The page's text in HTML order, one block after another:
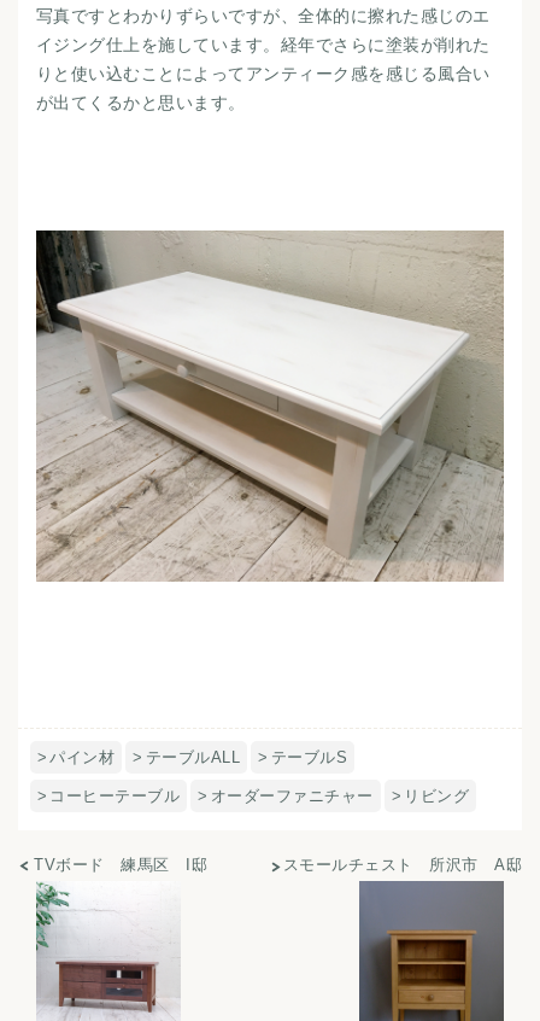
写真ですとわかりずらいですが、全体的に擦れた感じのエ
イジング仕上を施しています。経年でさらに塗装が削れた
りと使い込むことによってアンティーク感を感じる風合い
が出てくるかと思います。
パイン材 テーブルALL テーブルS
コーヒーテーブル オーダーファニチャー リビング
TVボード 練馬区 I邸 スモールチェスト 所沢市 A邸